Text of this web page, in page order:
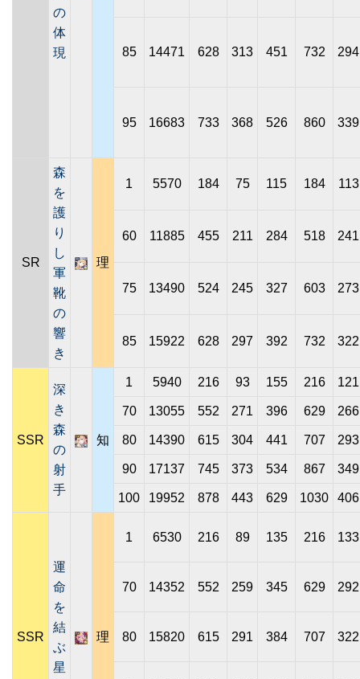
の
体
現
85 14471 628 313 451 732 294
95 16683 733 368 526 860 339
SR
森
を
護
り
し
軍
靴
の
響
き
理
1 5570 184 75 115 184 113
60 11885 455 211 284 518 241
75 13490 524 245 327 603 273
85 15922 628 297 392 732 322
SSR
深
き
森
の
射
手
知
1 5940 216 93 155 216 121
70 13055 552 271 396 629 266
80 14390 615 304 441 707 293
90 17137 745 373 534 867 349
100 19952 878 443 629 1030 406
SSR
運
命
を
結
ぶ
星
理
1 6530 216 89 135 216 133
70 14352 552 259 345 629 292
80 15820 615 291 384 707 322